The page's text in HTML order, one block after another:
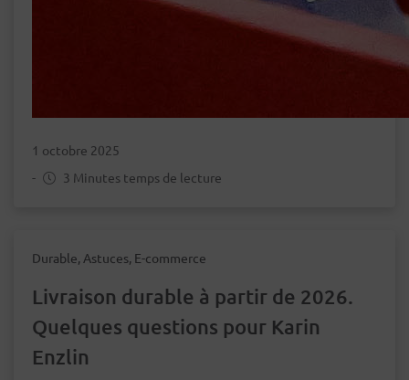
1 octobre 2025
-
3 Minutes temps de lecture
Durable, Astuces, E-commerce
Livraison durable à partir de 2026.
Quelques questions pour Karin
Enzlin